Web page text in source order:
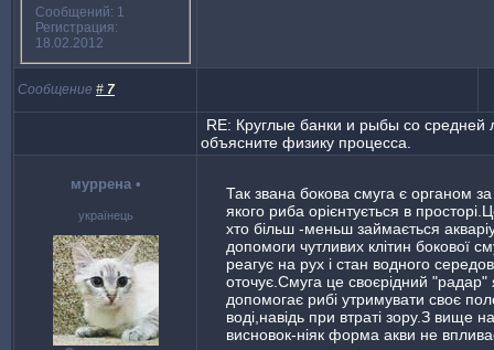
Сообщений: 1
Регистрация:
18.02.2012
Сообщение # 7
RE: Круглые банки и рыбы со средней
объясните физику процесса.
муррена •
українець
Так звана бокова смуга є органом
якого риба орієнтується в
хто більш -меньш займається
допомоги чутливих клітин бокової
реагує на рух і стан водного
оточує.Смуга це своєрідний "радар"
допомогає рибі утримувати своє
воді,навідь при втраті зору.З вище
висновок-ніяк форма акви не